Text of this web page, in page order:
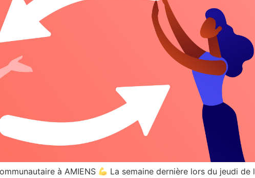
à AMIENS
La semaine dernière lors du jeudi de